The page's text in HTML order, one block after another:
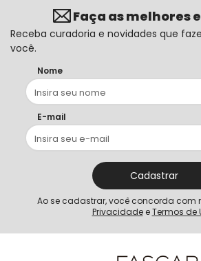
Faça as melhores
Receba curadoria e novidades que
você.
Nome
E-mail
Cadastrar
Ao se cadastrar, você concorda com
Privacidadee Termos de